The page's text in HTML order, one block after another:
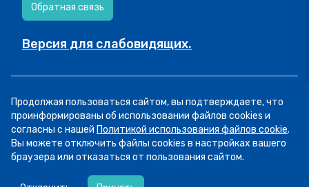
Обратная связь
Версия для слабовидящих.
Все права защищены.Пользовательское соглашение
Продолжая пользоваться сайтом, вы подтверждаете, что
проинформированы об использовании файлов cookies и
согласны с нашей Политикой использования файлов cookie.
Вы можете отключить файлы cookies в настройках вашего
браузера или отказаться от пользования сайтом.